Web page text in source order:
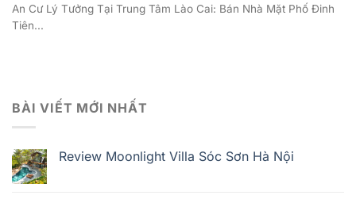
An Cư Lý Tưởng Tại Trung Tâm Lào Cai: Bán Nhà Mặt Phố Đinh
Tiên...
BÀI VIẾT MỚI NHẤT
Review Moonlight Villa Sóc Sơn Hà Nội